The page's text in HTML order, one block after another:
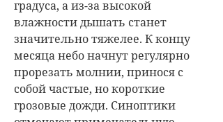
градуса, а из-за высокой
влажности дышать станет
значительно тяжелее. К концу
месяца небо начнут регулярно
прорезать молнии, принося с
собой частые, но короткие
грозовые дожди. Синоптики